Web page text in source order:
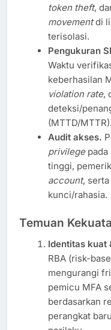
token theft,
movementdi
terisolasi.
Pengukuran
Waktu
keberhasilan
violation rate,
deteksi/
(MTTD/MTTR).
Audit akses.
privilegepada
tinggi,
account,
kunci/rahasia.
Temuan
Identitas kuat
RBA (risk-
mengurangi
pemicu MFA
berdasarkan
perangkat